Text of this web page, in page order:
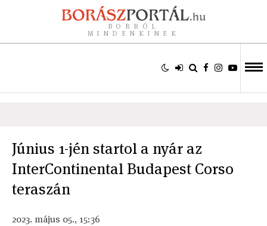
BORRÓL
MINDENKINEK
Június 1-jén startol a nyár az
InterContinental Budapest Corso
teraszán
2023. május 05., 15:36